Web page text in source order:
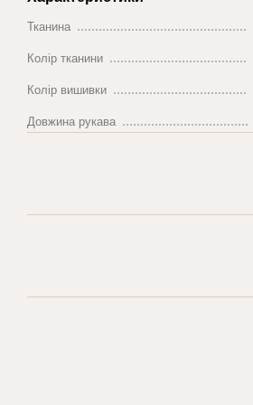
Тканина
Колір тканини
Колір вишивки
Довжина рукава